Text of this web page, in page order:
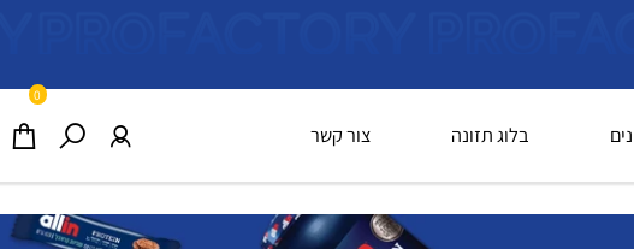
0
בלוג תזונה צור קשר